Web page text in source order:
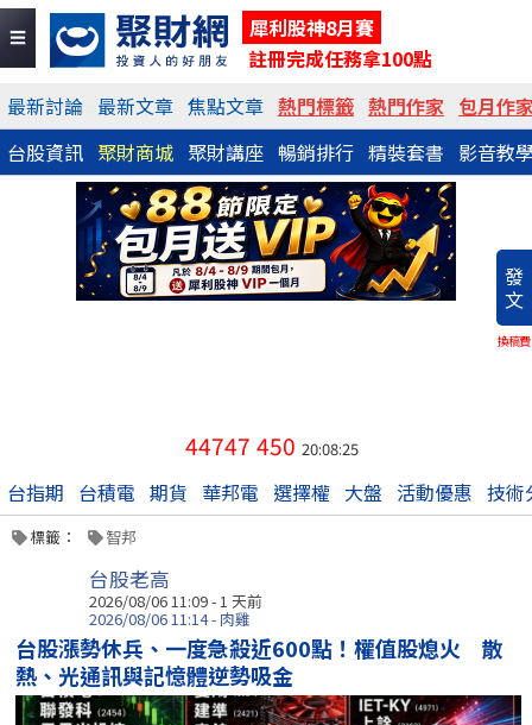
犀利股神8月賽
註冊完成任務拿100點
最新討論 最新文章 焦點文章 熱門標籤 熱門作家 包月作
台股資訊 聚財商城 聚財講座 暢銷排行 精裝套書 影音教
發
文
換稿費
44747 450 20:08:25
台指期 台積電 期貨 華邦電 選擇權 大盤 活動優惠 技術
標籤： 智邦
台股老高
2026/08/06 11:09 - 1 天前
2026/08/06 11:14 - 肉雞
台股漲勢休兵、一度急殺近600點！權值股熄火 散
熱、光通訊與記憶體逆勢吸金